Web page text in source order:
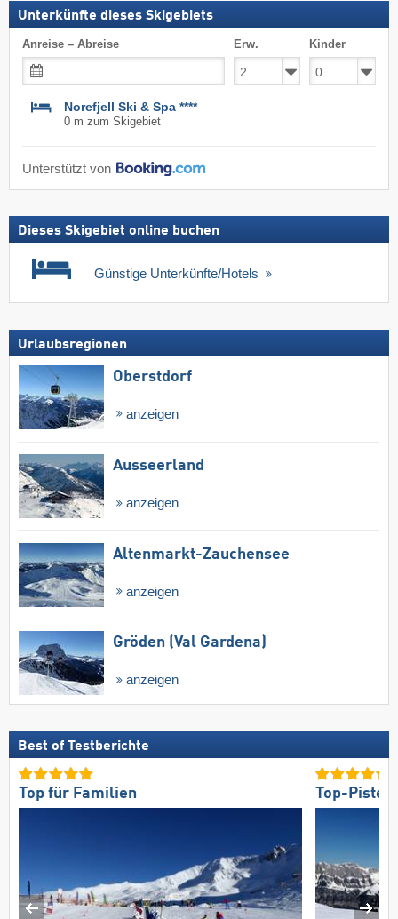
Unterkünfte dieses Skigebiets
Anreise – Abreise Erw. Kinder
Norefjell Ski & Spa ****
0 m zum Skigebiet
Unterstützt von
Dieses Skigebiet online buchen
Günstige Unterkünfte/Hotels
Urlaubsregionen
Oberstdorf
anzeigen
Ausseerland
anzeigen
Altenmarkt-Zauchensee
anzeigen
Gröden (Val Gardena)
anzeigen
Best of Testberichte
Top für Familien Top-